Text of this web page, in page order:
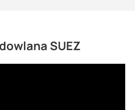
SUEZ